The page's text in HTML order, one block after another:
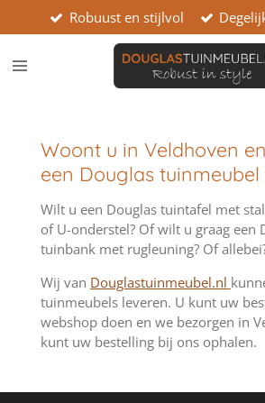
direct
naar
Robuust en stijlvol
Woont u in Veldhoven
een Douglas
Wilt u een Douglas tuintafel met
of U-onderstel? Of wilt u graag een
tuinbank met rugleuning? Of
Wij van Douglastuinmeubel.nl
tuinmeubels leveren. U kunt uw
webshop doen en we bezorgen in
kunt uw bestelling bij ons ophalen.